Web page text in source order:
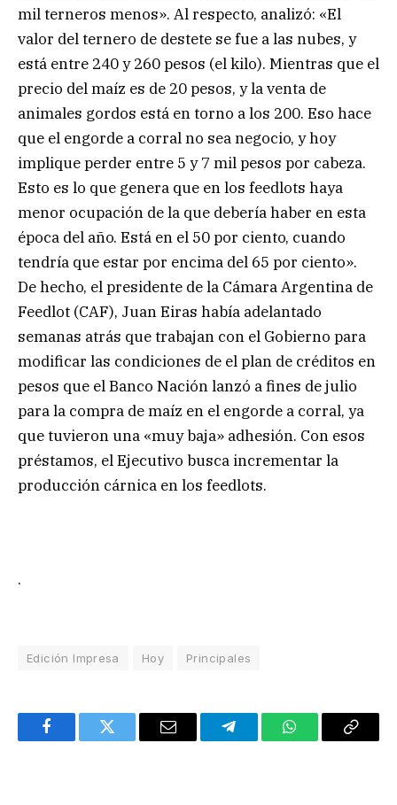
mil terneros menos». Al respecto, analizó: «El
valor del ternero de destete se fue a las nubes, y
está entre 240 y 260 pesos (el kilo). Mientras que el
precio del maíz es de 20 pesos, y la venta de
animales gordos está en torno a los 200. Eso hace
que el engorde a corral no sea negocio, y hoy
implique perder entre 5 y 7 mil pesos por cabeza.
Esto es lo que genera que en los feedlots haya
menor ocupación de la que debería haber en esta
época del año. Está en el 50 por ciento, cuando
tendría que estar por encima del 65 por ciento».
De hecho, el presidente de la Cámara Argentina de
Feedlot (CAF), Juan Eiras había adelantado
semanas atrás que trabajan con el Gobierno para
modificar las condiciones de el plan de créditos en
pesos que el Banco Nación lanzó a fines de julio
para la compra de maíz en el engorde a corral, ya
que tuvieron una «muy baja» adhesión. Con esos
préstamos, el Ejecutivo busca incrementar la
producción cárnica en los feedlots.
.
Edición Impresa Hoy Principales
FacebookTwitter Email TelegramWhatsAppCopy